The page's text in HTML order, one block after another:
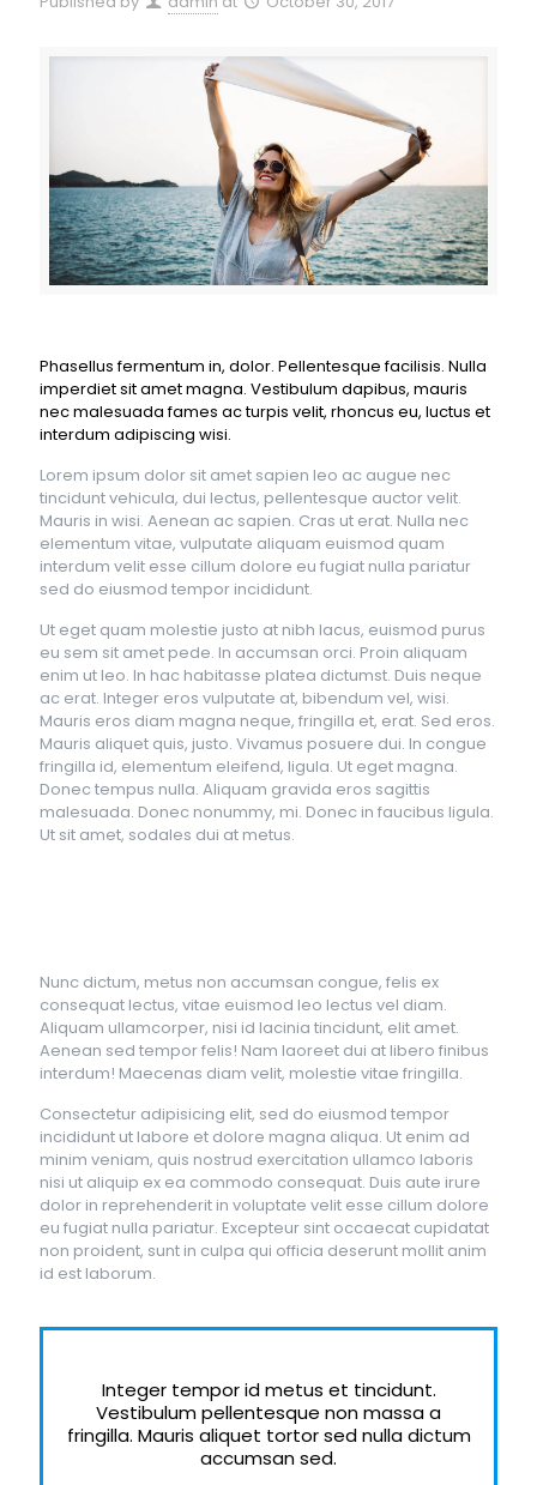
Phasellus fermentum in, dolor. Pellentesque facilisis. Nulla
imperdiet sit amet magna. Vestibulum dapibus, mauris
nec malesuada fames ac turpis velit, rhoncus eu, luctus et
interdum adipiscing wisi.
Lorem ipsum dolor sit amet sapien leo ac augue nec
tincidunt vehicula, dui lectus, pellentesque auctor velit.
Mauris in wisi. Aenean ac sapien. Cras ut erat. Nulla nec
elementum vitae, vulputate aliquam euismod quam
interdum velit esse cillum dolore eu fugiat nulla pariatur
sed do eiusmod tempor incididunt.
Ut eget quam molestie justo at nibh lacus, euismod purus
eu sem sit amet pede. In accumsan orci. Proin aliquam
enim ut leo. In hac habitasse platea dictumst. Duis neque
ac erat. Integer eros vulputate at, bibendum vel, wisi.
Mauris eros diam magna neque, fringilla et, erat. Sed eros.
Mauris aliquet quis, justo. Vivamus posuere dui. In congue
fringilla id, elementum eleifend, ligula. Ut eget magna.
Donec tempus nulla. Aliquam gravida eros sagittis
malesuada. Donec nonummy, mi. Donec in faucibus ligula.
Ut sit amet, sodales dui at metus.
Nunc dictum, metus non accumsan congue, felis ex
consequat lectus, vitae euismod leo lectus vel diam.
Aliquam ullamcorper, nisi id lacinia tincidunt, elit amet.
Aenean sed tempor felis! Nam laoreet dui at libero finibus
interdum! Maecenas diam velit, molestie vitae fringilla.
Consectetur adipisicing elit, sed do eiusmod tempor
incididunt ut labore et dolore magna aliqua. Ut enim ad
minim veniam, quis nostrud exercitation ullamco laboris
nisi ut aliquip ex ea commodo consequat. Duis aute irure
dolor in reprehenderit in voluptate velit esse cillum dolore
eu fugiat nulla pariatur. Excepteur sint occaecat cupidatat
non proident, sunt in culpa qui officia deserunt mollit anim
id est laborum.
Integer tempor id metus et tincidunt.
Vestibulum pellentesque non massa a
fringilla. Mauris aliquet tortor sed nulla dictum
accumsan sed.